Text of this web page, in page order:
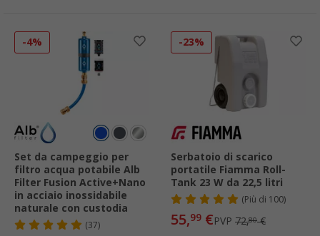
-4%
Set da campeggio per
filtro acqua potabile Alb
Filter Fusion Active+Nano
in acciaio inossidabile
naturale con custodia
(37)
-23%
Serbatoio di scarico
portatile Fiamma Roll-
Tank 23 W da 22,5 litri
( Più di 100)
55,99 €PVP 72,80€